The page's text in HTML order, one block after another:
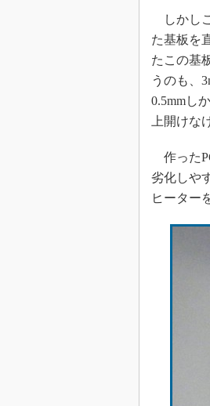
しかし
た基板を
たこの基
うのも、
0.5mmし
上開けな
作った
劣化しや
ヒーター